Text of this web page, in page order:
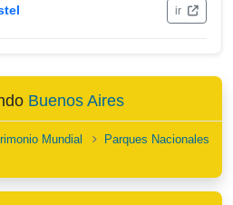
ir
Buenos Aires
Mundial
Parques Nacionales